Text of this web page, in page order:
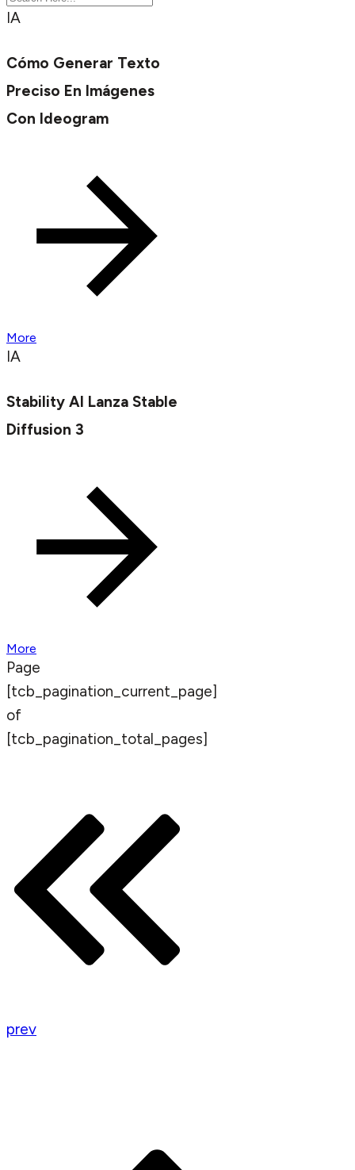
IA
Cómo Generar Texto
Preciso En Imágenes
Con Ideogram
More
IA
Stability AI Lanza Stable
Diffusion 3
More
Page
[tcb_pagination_current_page]
of
[tcb_pagination_total_pages]
prev